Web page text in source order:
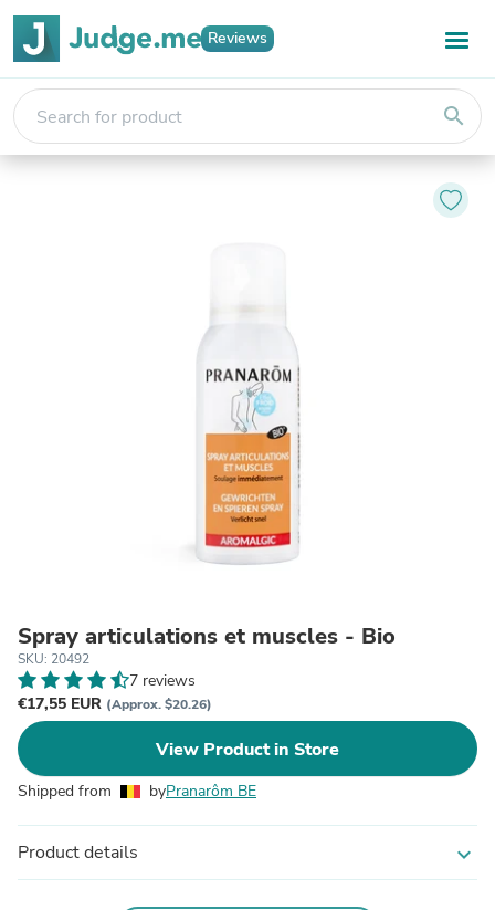
Reviews
search
Spray articulations et muscles - Bio
SKU: 20492
7 reviews
€17,55 EUR (Approx. $20.26)
View Product in Store
Shipped from byPranarôm BE
Product details expand_more